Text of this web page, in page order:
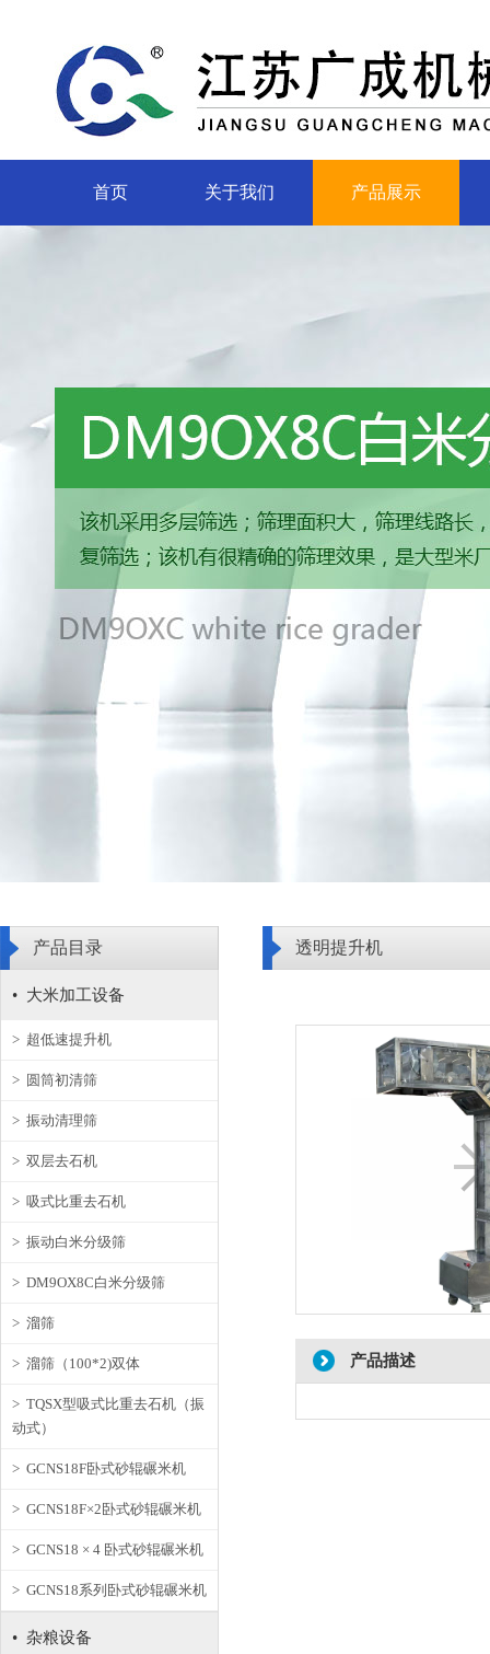
首页 关于我们 产品展示
产品目录
• 大米加工设备
> 超低速提升机
> 圆筒初清筛
> 振动清理筛
> 双层去石机
> 吸式比重去石机
> 振动白米分级筛
> DM9OX8C白米分级筛
> 溜筛
> 溜筛（100*2)双体
> TQSX型吸式比重去石机（振
动式）
> GCNS18F卧式砂辊碾米机
> GCNS18F×2卧式砂辊碾米机
> GCNS18 × 4 卧式砂辊碾米机
> GCNS18系列卧式砂辊碾米机
• 杂粮设备
透明提升机
产品描述